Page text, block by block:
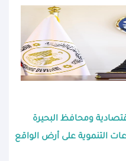
ومحافظ البحيرة
التنموية على أرض الواقع